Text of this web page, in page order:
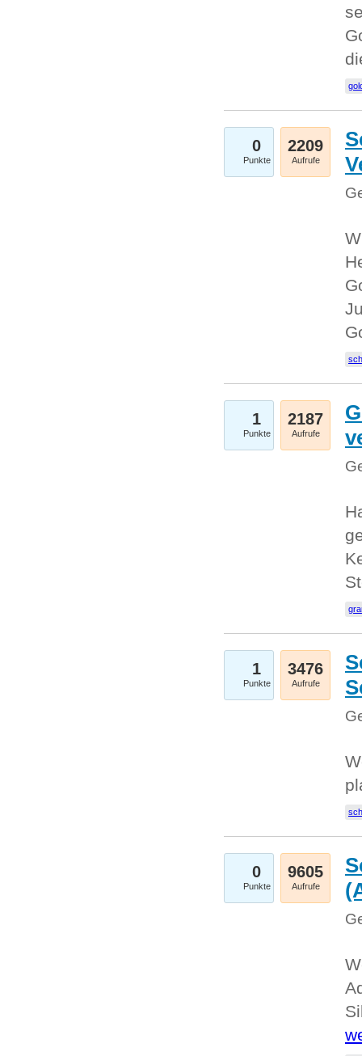
0
Punkte
2209
Aufrufe
1
Punkte
2187
Aufrufe
1
Punkte
3476
Aufrufe
0
Punkte
9605
Aufrufe